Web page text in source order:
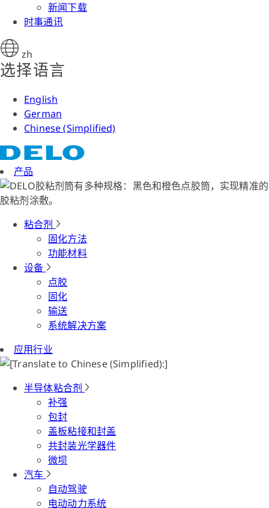
新闻下载
时事通讯
zh
选择语言
English
German
Chinese (Simplified)
产品
粘合剂
固化方法
功能材料
设备
点胶
固化
输送
系统解决方案
应用行业
半导体粘合剂
补强
包封
盖板粘接和封盖
共封装光学器件
微坝
汽车
自动驾驶
电动动力系统